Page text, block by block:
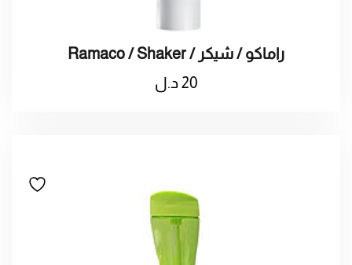
Ramaco / Shaker / راماكو / شيكر
20 د.ل